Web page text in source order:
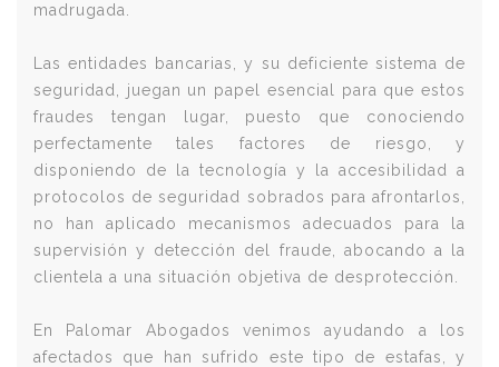
madrugada.
Las entidades bancarias, y su deficiente sistema de
seguridad, juegan un papel esencial para que estos
fraudes tengan lugar, puesto que conociendo
perfectamente tales factores de riesgo, y
disponiendo de la tecnología y la accesibilidad a
protocolos de seguridad sobrados para afrontarlos,
no han aplicado mecanismos adecuados para la
supervisión y detección del fraude, abocando a la
clientela a una situación objetiva de desprotección.
En Palomar Abogados venimos ayudando a los
afectados que han sufrido este tipo de estafas, y